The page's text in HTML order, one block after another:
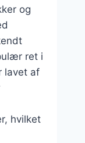
og
ret i
lavet af
hvilket